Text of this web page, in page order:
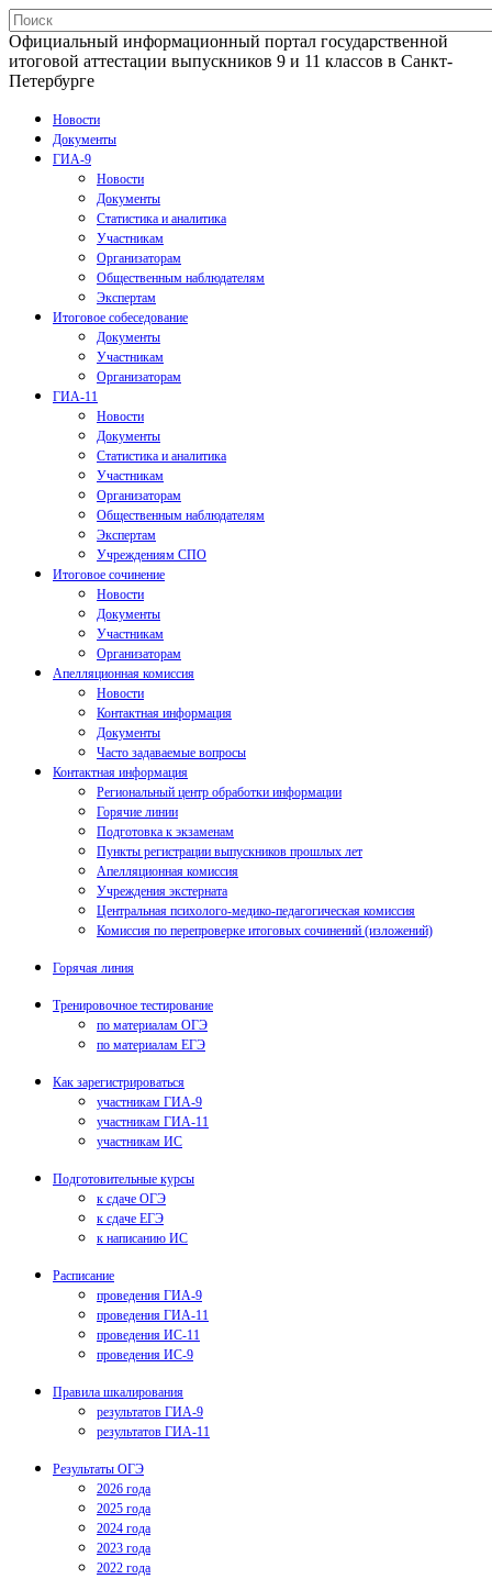
Официальный информационный портал государственной
итоговой аттестации выпускников 9 и 11 классов в Санкт-
Петербурге
Новости
Документы
ГИА-9
Новости
Документы
Статистика и аналитика
Участникам
Организаторам
Общественным наблюдателям
Экспертам
Итоговое собеседование
Документы
Участникам
Организаторам
ГИА-11
Новости
Документы
Статистика и аналитика
Участникам
Организаторам
Общественным наблюдателям
Экспертам
Учреждениям СПО
Итоговое сочинение
Новости
Документы
Участникам
Организаторам
Апелляционная комиссия
Новости
Контактная информация
Документы
Часто задаваемые вопросы
Контактная информация
Региональный центр обработки информации
Горячие линии
Подготовка к экзаменам
Пункты регистрации выпускников прошлых лет
Апелляционная комиссия
Учреждения экстерната
Центральная психолого-медико-педагогическая комиссия
Комиссия по перепроверке итоговых сочинений (изложений)
Горячая линия
Тренировочное тестирование
по материалам ОГЭ
по материалам ЕГЭ
Как зарегистрироваться
участникам ГИА-9
участникам ГИА-11
участникам ИС
Подготовительные курсы
к сдаче ОГЭ
к сдаче ЕГЭ
к написанию ИС
Расписание
проведения ГИА-9
проведения ГИА-11
проведения ИС-11
проведения ИС-9
Правила шкалирования
результатов ГИА-9
результатов ГИА-11
Результаты ОГЭ
2026 года
2025 года
2024 года
2023 года
2022 года